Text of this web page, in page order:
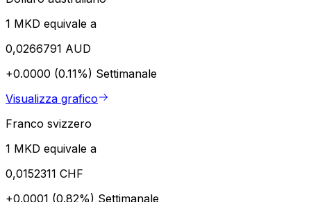
1 MKD equivale a
0,0266791 AUD
+0.0000 (0.11%) Settimanale
Visualizza grafico
Franco svizzero
1 MKD equivale a
0,0152311 CHF
+0.0001 (0.82%) Settimanale